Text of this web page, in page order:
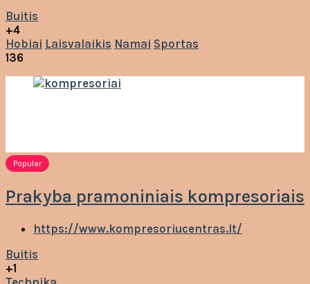
Buitis
+4
Hobiai Laisvalaikis Namai Sportas
136
Popular
Prakyba pramoniniais kompresoriais
https://www.kompresoriucentras.lt/
Buitis
+1